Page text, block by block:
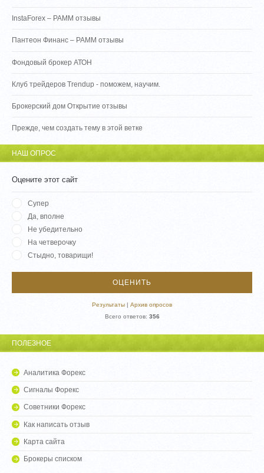
InstaForex – PAMM отзывы
Пантеон Финанс – PAMM отзывы
Фондовый брокер АТОН
Клуб трейдеров Trendup - поможем, научим.
Брокерский дом Открытие отзывы
Прежде, чем создать тему в этой ветке
НАШ ОПРОС
Оцените этот сайт
Супер
Да, вполне
Не убедительно
На четверочку
Стыдно, товарищи!
Результаты | Архив опросов
Всего ответов: 356
ПОЛЕЗНОЕ
Аналитика Форекс
Сигналы Форекс
Советники Форекс
Как написать отзыв
Карта сайта
Брокеры списком